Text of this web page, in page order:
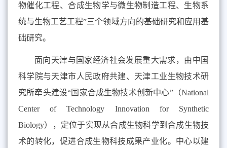
物催化工程、合成生物学与微生物制造工程、生物系
统与生物工艺工程”三个领域方向的基础研究和应用基
础研究。
面向天津与国家经济社会发展重大需求，由中国
科学院与天津市人民政府共建、天津工业生物技术研
究所牵头建设“国家合成生物技术创新中心”（National
Center of Technology Innovation for Synthetic
Biology），定位于实现从合成生物科学到合成生物技
术的转化，促进合成生物科技成果产业化。中心以建